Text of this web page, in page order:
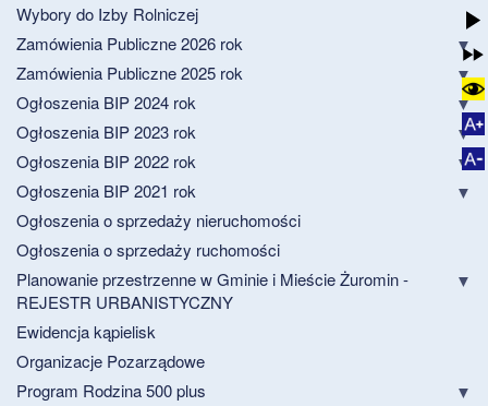
Wybory do Izby Rolniczej
Zamówienia Publiczne 2026 rok
Zamówienia Publiczne 2025 rok
Ogłoszenia BIP 2024 rok
Ogłoszenia BIP 2023 rok
Ogłoszenia BIP 2022 rok
Ogłoszenia BIP 2021 rok
Ogłoszenia o sprzedaży nieruchomości
Ogłoszenia o sprzedaży ruchomości
Planowanie przestrzenne w Gminie i Mieście Żuromin -
REJESTR URBANISTYCZNY
Ewidencja kąpielisk
Organizacje Pozarządowe
Program Rodzina 500 plus